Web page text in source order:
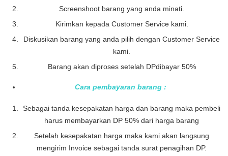
Screenshoot barang yang anda minati.
Kirimkan kepada Customer Service kami.
Diskusikan barang yang anda pilih dengan Customer Service
kami.
Barang akan diproses setelah DPdibayar 50%
Cara pembayaran barang :
Sebagai tanda kesepakatan harga dan barang maka pembeli
harus membayarkan DP 50% dari harga barang
Setelah kesepakatan harga maka kami akan langsung
mengirim Invoice sebagai tanda surat penagihan DP.